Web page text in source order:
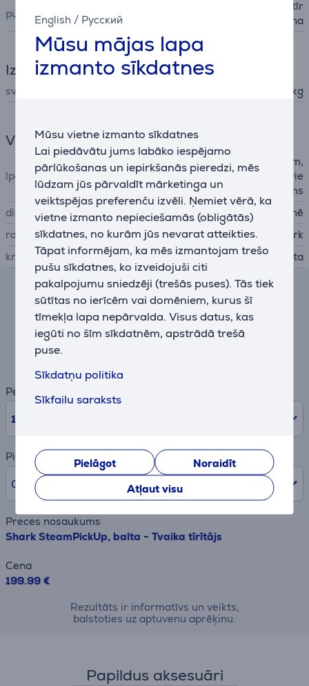
English / Русский
Mūsu mājas lapa
izmanto sīkdatnes
Mūsu vietne izmanto sīkdatnes
Lai piedāvātu jums labāko iespējamo
pārlūkošanas un iepirkšanās pieredzi, mēs
lūdzam jūs pārvaldīt mārketinga un
veiktspējas preferenču izvēli. Ņemiet vērā, ka
vietne izmanto nepieciešamās (obligātās)
sīkdatnes, no kurām jūs nevarat atteikties.
Tāpat informējam, ka mēs izmantojam trešo
pušu sīkdatnes, ko izveidojuši citi
pakalpojumu sniedzēji (trešās puses). Tās tiek
sūtītas no ierīcēm vai domēniem, kurus šī
tīmekļa lapa nepārvalda. Visus datus, kas
iegūti no šīm sīkdatnēm, apstrādā trešā
puse.
Sīkdatņu politika
Sīkfailu saraksts
Pielāgot
Noraidīt
Atļaut visu
putekļu sūcēja funkcijas
virsmas mazgāšana, mitrā tīr
īšana
Izmēri
svars 3,69 kg
Vispārējais parametrs
īpašības
tīrīšana bez ķīmiskām vielām,
pretmikrobu birstes rullis, vie
gli kopjams
displejs
nē
ražotājs
Shark
krāsa
balta
Līzinga un nomas kalkulators
Aptuvens ikmēneša maksājums
Periods
10
Pirmā iemaksa
0% /0,00 €
Preces nosaukums
Shark SteamPickUp, balta - Tvaika tīrītājs
Cena
199.99 €
Rezultāts ir informatīvs un veikts,
balstoties uz aptuvenu aprēķinu.
Papildus aksesuāri